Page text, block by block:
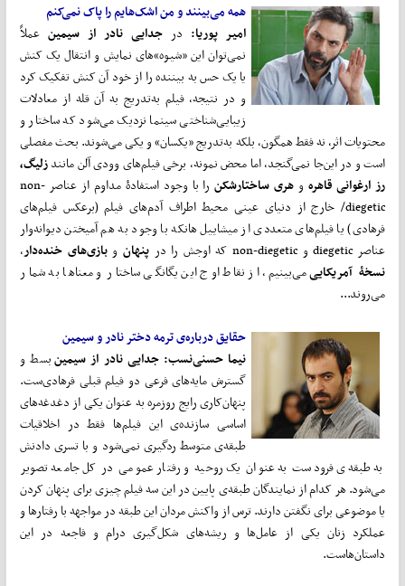
همه می‌بینند و من اشک‌هایم را پاک نمی‌کنم
امیر پوریا:در جدایی نادر از سیمینعملاً
نمی‌توان این «شیوه»های نمایش و انتقال یک کنش
یا یک حس به بیننده را از خود آن کنش تفکیک کرد
و در نتیجه، فیلم به‌تدریج به آن قله از معادلات
زیبایی‌شناختی سینما نزدیک می‌شود که ساختار و
محتویات اثر، نه فقط همگون، بلکه به‌تدریج «یکسان» و یکی می‌شوند. بحث مفصلی
است و در این‌جا نمی‌گنجد، اما محض نمونه، برخی فیلم‌های وودی آلن مانندزلیگ،
رز ارغوانی قاهرهو هری ساختارشکن
را با وجود استفادۀ مداوم از عناصر non-
diegetic/ خارج از دنیای عینی محیط اطراف آدم‌های فیلم (برعکس فیلم‌های
فرهادی) یا فیلم‌های متعددی از میشاییل هانکه با وجود به هم آمیختن دیوانه‌وار
عناصر diegetic و non-diegetic که اوجش را در
پنهانو بازی‌های خنده‌دار،
نسخۀ آمریکاییمی‌بینیم، از نقاط اوج این یگانگی ساختار و معناها به شمار
می‌روند...
حقایق درباره‌ی ترمه دختر نادر و سیمین
نیما حسنی‌نسب: جدایی نادر از سیمینبسط و
گسترش مایه‌های فرعی دو فیلم قبلی فرهادی‌ست.
پنهان‌کاری رایج روزمره به عنوان یکی از دغدغه‌های
اساسی سازنده‌ی این فیلم‌ها فقط در اخلاقیات
طبقه‌ی متوسط ردگیری نمی‌شود و با تسری دادنش
به طبقه‌ی فرودست به عنوان یک روحیه و رفتار عمومی در کل جامعه تصویر
می‌شود. هر کدام از نمایندگان طبقه‌ی پایین در این سه فیلم چیزی برای پنهان کردن
یا موضوعی برای نگفتن دارند. ترس از واکنش مردان این طبقه در مواجهه با رفتارها و
عملکرد زنان یکی از عامل‌ها و ریشه‌های شکل‌گیری درام و فاجعه در این
داستان‌هاست.